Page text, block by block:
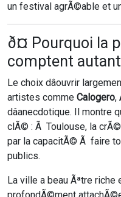
un festival agrÃ©able et
ð¤ Pourquoi la
comptent
Le choix dâouvrir
artistes comme Calogero,
dâanecdotique. Il
clÃ© : Ã Toulouse, la
par la capacitÃ© Ã faire
publics.
La ville a beau Ãªtre